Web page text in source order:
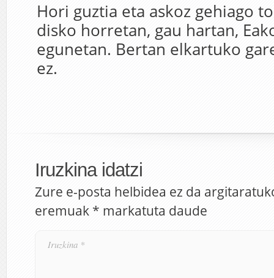
Hori guztia eta askoz gehiago
disko horretan, gau hartan,
egunetan. Bertan elkartuko
ez.
Iruzkina idatzi
Zure e-posta helbidea ez da
eremuak * markatuta daude